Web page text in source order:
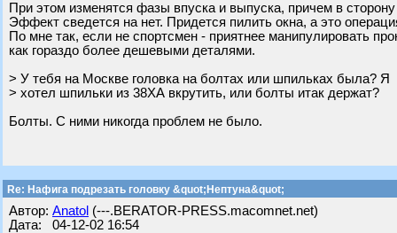
При этом изменятся фазы впуска и выпуска, причем в
Эффект сведется на нет. Придется пилить окна, а это
По мне так, если не спортсмен - приятнее манипулировать
как гораздо более дешевыми деталями.
> У тебя на Москве головка на болтах или шпильках была? Я
> хотел шпильки из 38ХА вкрутить, или болты итак держат?
Болты. С ними никогда проблем не было.
Re: Нафига подрезать головку &quot;Нептуна&quot;
Автор: Anatol (---.BERATOR-PRESS.macomnet.net)
Дата: 04-12-02 16:54